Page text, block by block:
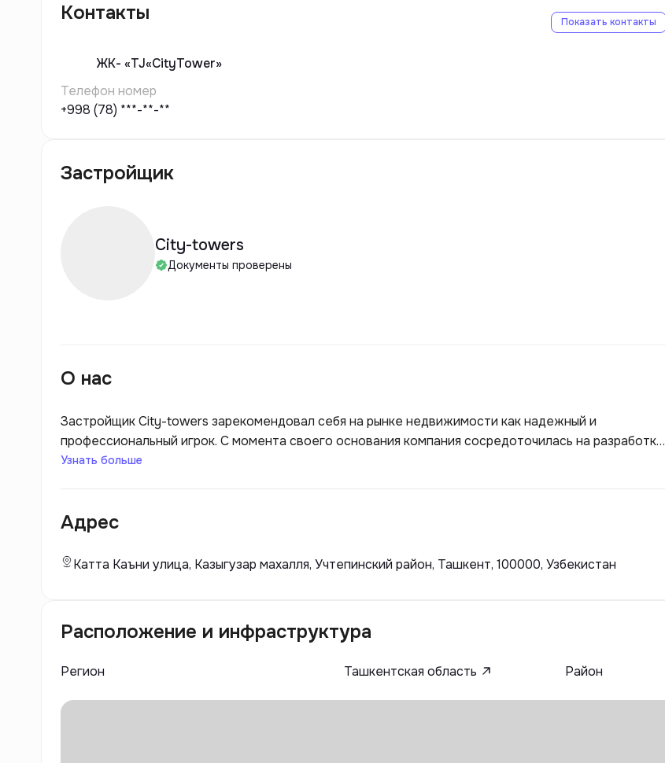
Контакты Показать контакты
ЖК- «TJ«CityTower»
Телефон номер
+998 (78) ***-**-**
Застройщик
City-towers
Документы проверены
О нас
Застройщик City-towers зарекомендовал себя на рынке недвижимости как надежный и
профессиональный игрок. С момента своего основания компания сосредоточилась на разработке
современных жилых комплексов, которые гармонично вписываются в городской ландшафт. Одной
материалах.
Узнать больше
Адрес
Катта Каъни улица, Казыгузар махалля, Учтепинский район, Ташкент, 100000, Узбекистан
Расположение и инфраструктура
Регион Ташкентская область Район